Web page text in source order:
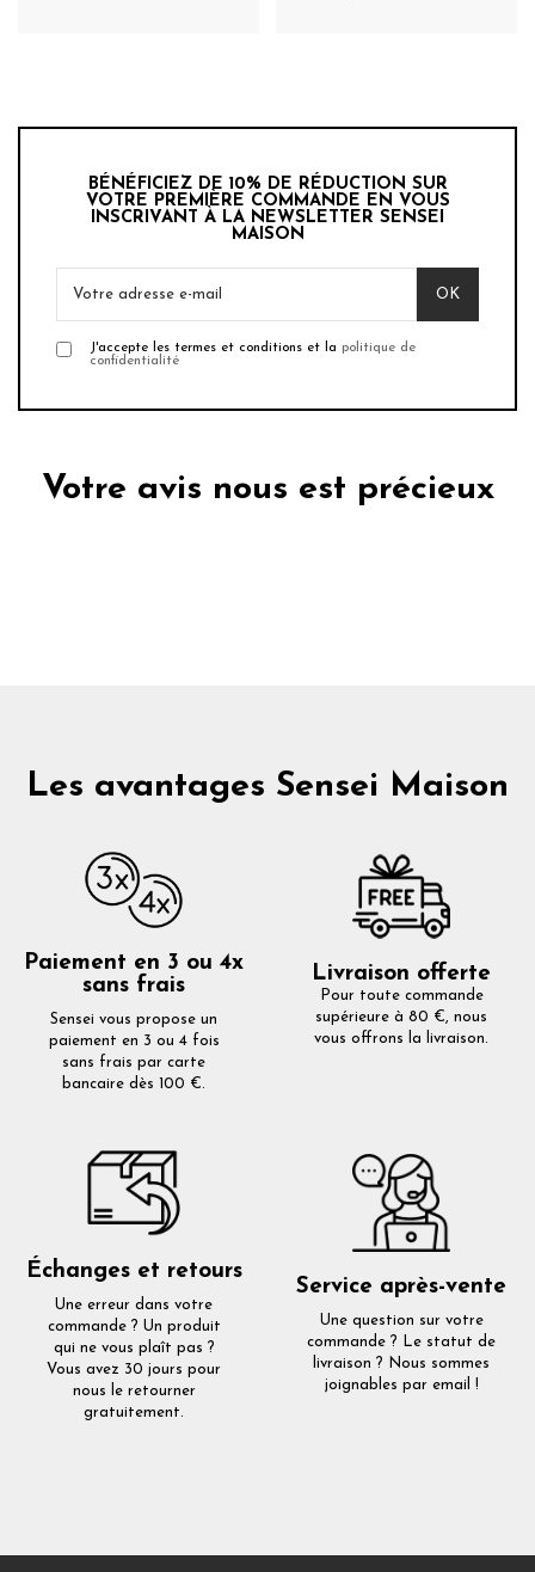
BÉNÉFICIEZ DE 10% DE RÉDUCTION SUR
VOTRE PREMIÈRE COMMANDE EN VOUS
INSCRIVANT À LA NEWSLETTER SENSEI
MAISON
J'accepte les termes et conditions et la politique de
confidentialité
Votre avis nous est précieux
Les avantages Sensei Maison
Paiement en 3 ou 4x
sans frais
Sensei vous propose un
paiement en 3 ou 4 fois
sans frais par carte
bancaire dès 100 €.
Livraison offerte
Pour toute commande
supérieure à 80 €, nous
vous offrons la livraison.
Échanges et retours
Une erreur dans votre
commande ? Un produit
qui ne vous plaît pas ?
Vous avez 30 jours pour
nous le retourner
gratuitement.
Service après-vente
Une question sur votre
commande ? Le statut de
livraison ? Nous sommes
joignables par email !